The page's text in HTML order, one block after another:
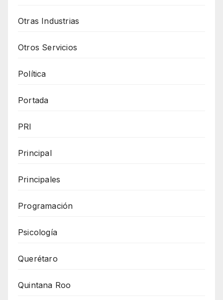
Otras Industrias
Otros Servicios
Política
Portada
PRI
Principal
Principales
Programación
Psicología
Querétaro
Quintana Roo